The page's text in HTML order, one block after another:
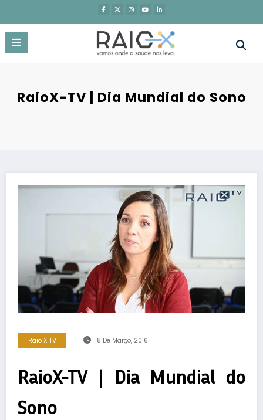
o
conteúdo
RaioX-TV | Dia Mundial do Sono
Raio X TV 18 De Março, 2016
RaioX-TV | Dia Mundial do
Sono